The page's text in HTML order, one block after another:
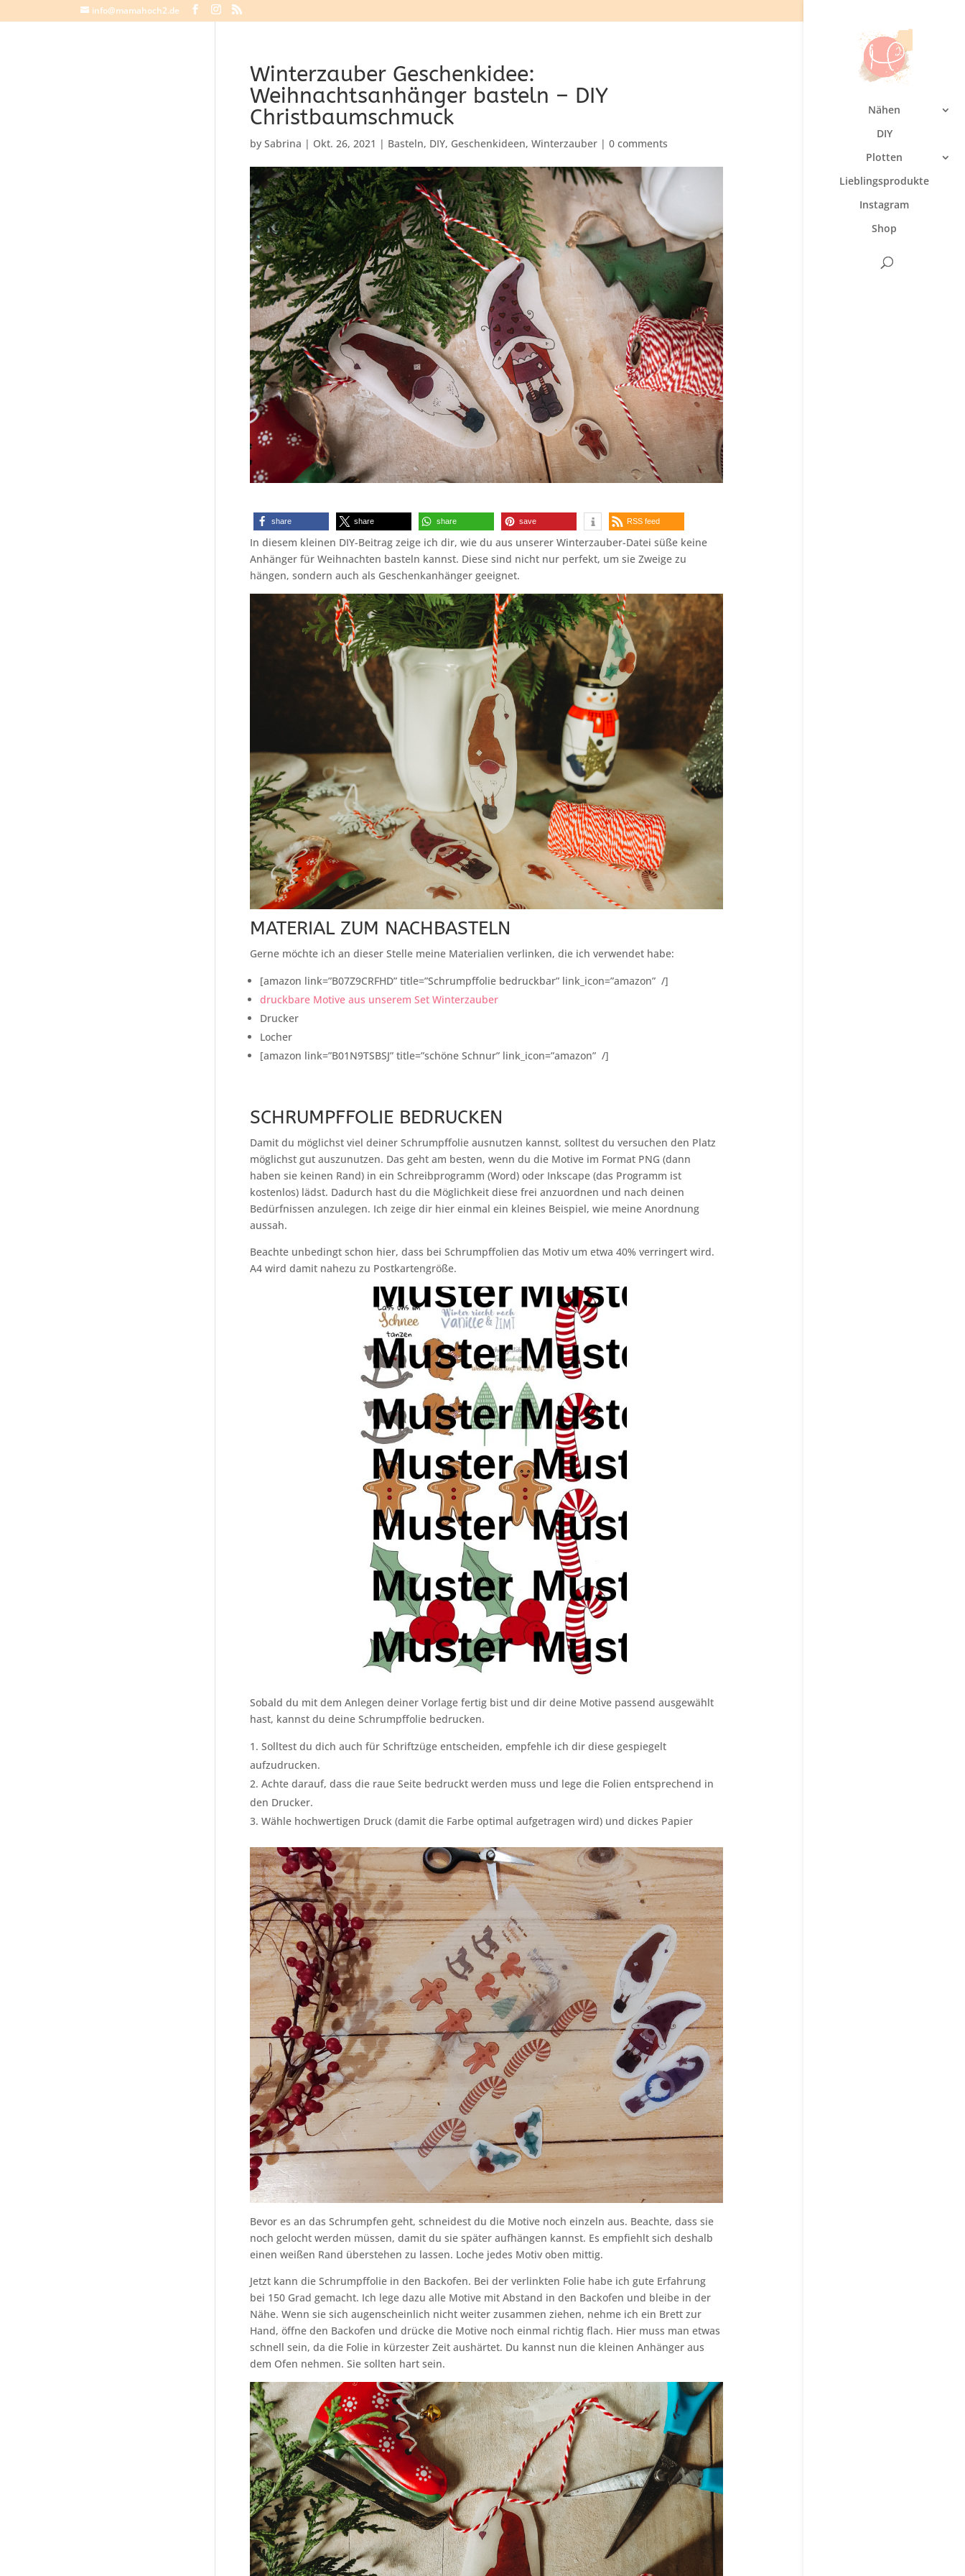
info@mamahoch2.de
Nähen
DIY
Plotten
Lieblingsprodukte
Instagram
Shop
Winterzauber Geschenkidee:
Weihnachtsanhänger basteln – DIY
Christbaumschmuck
bySabrina | Okt. 26, 2021 | Basteln, DIY, Geschenkideen,Winterzauber |0 comments
share share share save RSS feed
In diesem kleinen DIY-Beitrag zeige ich dir, wie du aus unserer Winterzauber-Datei süße keine
Anhänger für Weihnachten basteln kannst. Diese sind nicht nur perfekt, um sie Zweige zu
hängen, sondern auch als Geschenkanhänger geeignet.
MATERIAL ZUM NACHBASTELN
Gerne möchte ich an dieser Stelle meine Materialien verlinken, die ich verwendet habe:
[amazon link=”B07Z9CRFHD” title=”Schrumpffolie bedruckbar” link_icon=”amazon” /]
druckbare Motive aus unserem Set Winterzauber
Drucker
Locher
[amazon link=”B01N9TSBSJ” title=”schöne Schnur” link_icon=”amazon” /]
SCHRUMPFFOLIE BEDRUCKEN
Damit du möglichst viel deiner Schrumpffolie ausnutzen kannst, solltest du versuchen den Platz
möglichst gut auszunutzen. Das geht am besten, wenn du die Motive im Format PNG (dann
haben sie keinen Rand) in ein Schreibprogramm (Word) oder Inkscape (das Programm ist
kostenlos) lädst. Dadurch hast du die Möglichkeit diese frei anzuordnen und nach deinen
Bedürfnissen anzulegen. Ich zeige dir hier einmal ein kleines Beispiel, wie meine Anordnung
aussah.
Beachte unbedingt schon hier, dass bei Schrumpffolien das Motiv um etwa 40% verringert wird.
A4 wird damit nahezu zu Postkartengröße.
Sobald du mit dem Anlegen deiner Vorlage fertig bist und dir deine Motive passend ausgewählt
hast, kannst du deine Schrumpffolie bedrucken.
Solltest du dich auch für Schriftzüge entscheiden, empfehle ich dir diese gespiegelt
aufzudrucken.
Achte darauf, dass die raue Seite bedruckt werden muss und lege die Folien entsprechend in
den Drucker.
Wähle hochwertigen Druck (damit die Farbe optimal aufgetragen wird) und dickes Papier
Bevor es an das Schrumpfen geht, schneidest du die Motive noch einzeln aus. Beachte, dass sie
noch gelocht werden müssen, damit du sie später aufhängen kannst. Es empfiehlt sich deshalb
einen weißen Rand überstehen zu lassen. Loche jedes Motiv oben mittig.
Jetzt kann die Schrumpffolie in den Backofen. Bei der verlinkten Folie habe ich gute Erfahrung
bei 150 Grad gemacht. Ich lege dazu alle Motive mit Abstand in den Backofen und bleibe in der
Nähe. Wenn sie sich augenscheinlich nicht weiter zusammen ziehen, nehme ich ein Brett zur
Hand, öffne den Backofen und drücke die Motive noch einmal richtig flach. Hier muss man etwas
schnell sein, da die Folie in kürzester Zeit aushärtet. Du kannst nun die kleinen Anhänger aus
dem Ofen nehmen. Sie sollten hart sein.